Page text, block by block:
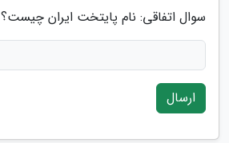
سوال اتفاقی: نام پایتخت ایران چیست؟
ارسال